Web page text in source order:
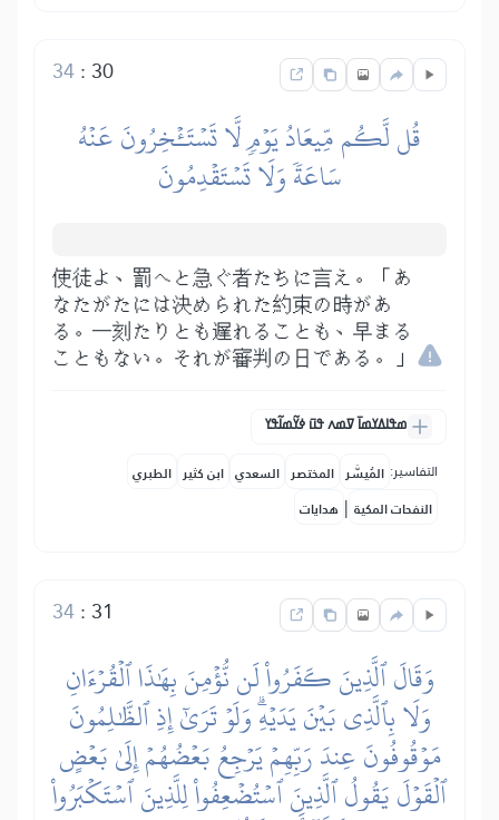
30
:
34
قُل لَّكُم مِّيعَادُ يَوۡمٖ لَّا تَسۡتَـٔۡخِرُونَ عَنۡهُ
سَاعَةٗ وَلَا تَسۡتَقۡدِمُونَ
使徒よ、罰へと急ぐ者たちに言え。「あ
なたがたには決められた約束の時があ
る。一刻たりとも遅れることも、早まる
こともない。それが審判の日である。」
ߘߟߊߡߌߘߊ߫ ߜߘߍ ߟߎ߫ ߦߌ߬ߘߊ߬ߟߌ
التفاسير: المُيسَّر المختصر السعدي ابن كثير الطبري
النفحات المكية | هدايات
31
:
34
وَقَالَ ٱلَّذِينَ كَفَرُواْ لَن نُّؤۡمِنَ بِهَٰذَا ٱلۡقُرۡءَانِ
وَلَا بِٱلَّذِي بَيۡنَ يَدَيۡهِۗ وَلَوۡ تَرَىٰٓ إِذِ ٱلظَّٰلِمُونَ
مَوۡقُوفُونَ عِندَ رَبِّهِمۡ يَرۡجِعُ بَعۡضُهُمۡ إِلَىٰ بَعۡضٍ
ٱلۡقَوۡلَ يَقُولُ ٱلَّذِينَ ٱسۡتُضۡعِفُواْ لِلَّذِينَ ٱسۡتَكۡبَرُواْ